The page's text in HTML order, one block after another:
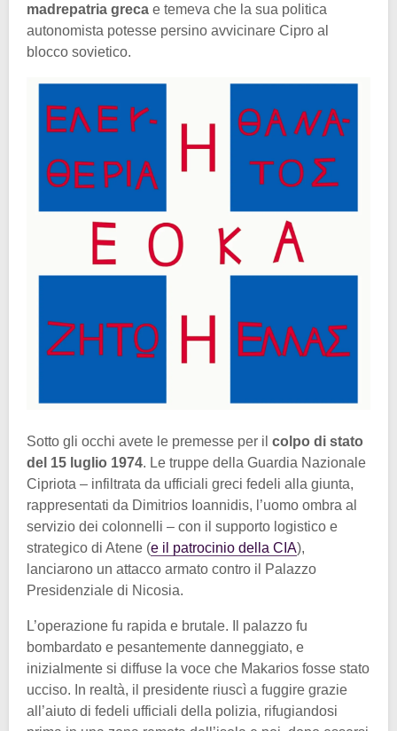
madrepatria greca e temeva che la sua politica
autonomista potesse persino avvicinare Cipro al
blocco sovietico.
Sotto gli occhi avete le premesse per il colpo di stato
del 15 luglio 1974. Le truppe della Guardia Nazionale
Cipriota – infiltrata da ufficiali greci fedeli alla giunta,
rappresentati da Dimitrios Ioannidis, l’uomo ombra al
servizio dei colonnelli – con il supporto logistico e
strategico di Atene (e il patrocinio della CIA),
lanciarono un attacco armato contro il Palazzo
Presidenziale di Nicosia.
L’operazione fu rapida e brutale. Il palazzo fu
bombardato e pesantemente danneggiato, e
inizialmente si diffuse la voce che Makarios fosse stato
ucciso. In realtà, il presidente riuscì a fuggire grazie
all’aiuto di fedeli ufficiali della polizia, rifugiandosi